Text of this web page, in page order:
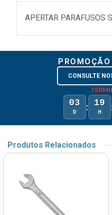
APERTAR PARAFUSOS
CONSULTE
03
D : 19
H
Produtos Relacionados